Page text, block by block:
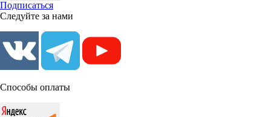
Подписаться
Следуйте за нами
Способы оплаты